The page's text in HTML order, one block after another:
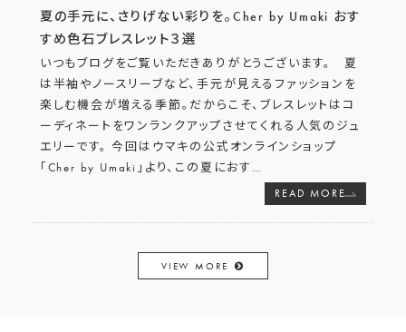
夏の手元に、さりげない彩りを。Cher by Umaki おす
すめ色石ブレスレット３選
いつもブログをご覧いただきありがとうございます。 夏
は半袖やノースリーブなど、手元が見えるファッションを
楽しむ機会が増える季節。だからこそ、ブレスレットはコ
ーディネートをワンランクアップさせてくれる人気のジュ
エリーです。 今回はウマキの公式オンラインショップ
「Cher by Umaki」より、この夏におす …
READ MORE
VIEW MORE